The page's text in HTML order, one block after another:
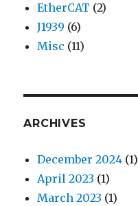
EtherCAT (2)
J1939 (6)
Misc (11)
ARCHIVES
December 2024 (1)
April 2023 (1)
March 2023 (1)